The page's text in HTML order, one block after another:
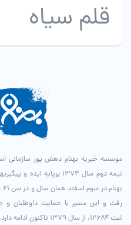
قلم سیاه
موسسه خیریه بهنام دهش پور سازمانی
نیمه دوم سال ۱۳۷۴ برپایه
رفت و این مسیر با حمایت داوطلبان و
ثبت ۱۲۶۸۴، از سال ۱۳۷۹ تاکنون ادامه دارد.